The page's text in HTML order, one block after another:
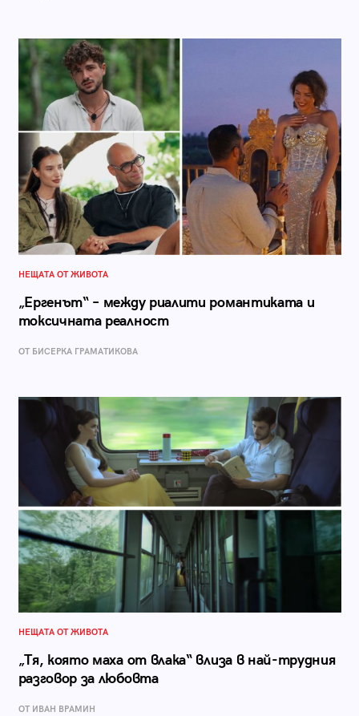
НЕЩАТА ОТ ЖИВОТА
„Ергенът“ – между риалити романтиката и
токсичната реалност
ОТ БИСЕРКА ГРАМАТИКОВА
НЕЩАТА ОТ ЖИВОТА
„Тя, която маха от влака“ влиза в най-трудния
разговор за любовта
ОТ ИВАН ВРАМИН